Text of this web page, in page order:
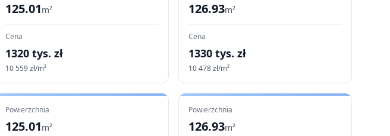
125.01m²
Cena
1320 tys. zł
10 559zł/m²
126.93m²
Cena
1330 tys. zł
10 478zł/m²
Powierzchnia
125.01m²
Powierzchnia
126.93m²